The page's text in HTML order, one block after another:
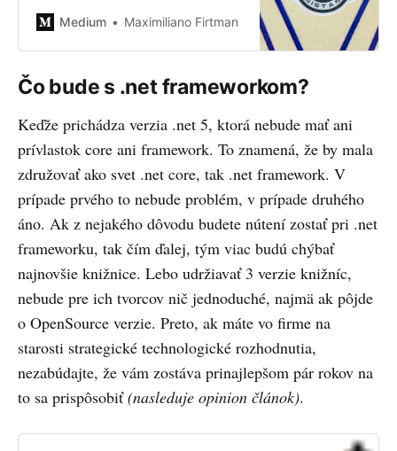
and behave exactly like native
years since the term “PWA”…
Medium Maximiliano Firtman
Čo bude s .net frameworkom?
Keďže prichádza verzia .net 5, ktorá nebude mať ani
prívlastok core ani framework. To znamená, že by mala
združovať ako svet .net core, tak .net framework. V
prípade prvého to nebude problém, v prípade druhého
áno. Ak z nejakého dôvodu budete nútení zostať pri .net
frameworku, tak čím ďalej, tým viac budú chýbať
najnovšie knižnice. Lebo udržiavať 3 verzie knižníc,
nebude pre ich tvorcov nič jednoduché, najmä ak pôjde
o OpenSource verzie. Preto, ak máte vo firme na
starosti strategické technologické rozhodnutia,
nezabúdajte, že vám zostáva prinajlepšom pár rokov na
to sa prispôsobiť(nasleduje opinion článok).